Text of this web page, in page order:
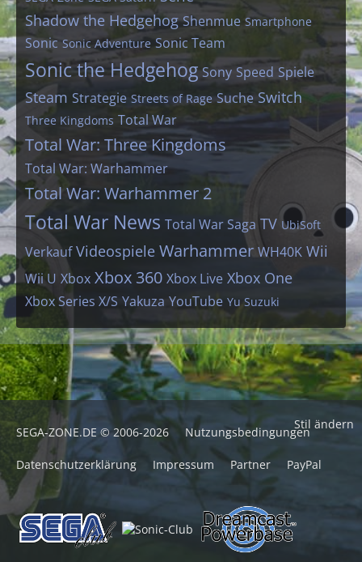
Shadow the Hedgehog Shenmue Smartphone
Sonic Sonic Adventure Sonic Team
Sonic the Hedgehog Sony Speed Spiele
Steam Strategie Streets of Rage Suche Switch
Three Kingdoms Total War
Total War: Three Kingdoms
Total War: Warhammer
Total War: Warhammer 2
Total War News Total War Saga TV UbiSoft
Verkauf Videospiele Warhammer WH40K Wii
Wii U Xbox Xbox 360 Xbox Live Xbox One
Xbox Series X/S Yakuza YouTube Yu Suzuki
Stil ändern
SEGA-ZONE.DE © 2006-2026 Nutzungsbedingungen
Datenschutzerklärung Impressum Partner PayPal